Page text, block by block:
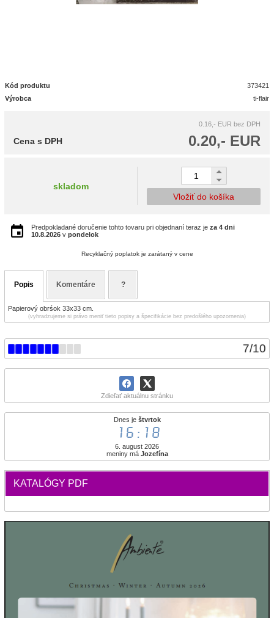
7/10
Zdieľať aktuálnu stránku
Dnes je štvrtok
16:18
6. august 2026
meniny má Jozefína
KATALÓGY PDF
Kód produktu
373421
Výrobca
ti-flair
0.16,- EUR bez DPH
0.20,- EUR
Cena s DPH
skladom
Vložiť do košíka
Predpokladané doručenie tohto tovaru pri objednaní teraz je za 4 dni
10.8.2026 v pondelok
Recyklačný poplatok je zarátaný v cene
Popis Komentáre ?
Papierový obrśok 33x33 cm.
(vyhradzujeme si právo meniť tieto popisy a špecifikácie bez predošlého upozornenia)